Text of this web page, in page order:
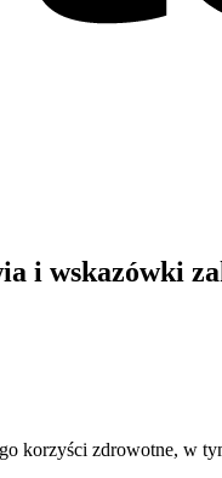
i wskazówki
korzyści zdrowotne, w